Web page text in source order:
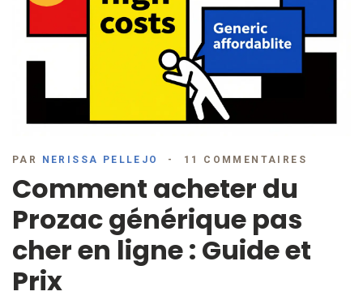
PAR NERISSA PELLEJO 11 COMMENTAIRES
Comment acheter du
Prozac générique pas
cher en ligne : Guide et
Prix